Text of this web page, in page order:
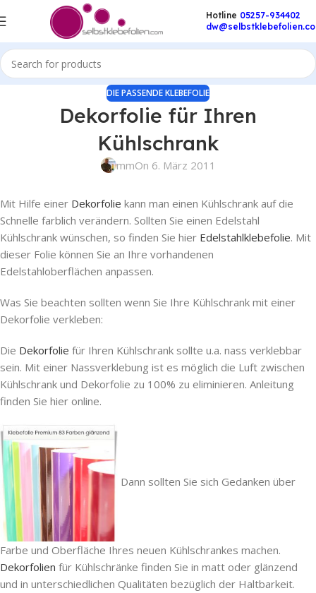
Hotline 05257-934402
DIE PASSENDE KLEBEFOLIE
Dekorfolie für Ihren
Kühlschrank
mmOn 6. März 2011
Mit Hilfe einer Dekorfolie kann man einen Kühlschrank auf die
Schnelle farblich verändern. Sollten Sie einen Edelstahl
Kühlschrank wünschen, so finden Sie hier Edelstahlklebefolie. Mit
dieser Folie können Sie an Ihre vorhandenen
Edelstahloberflächen anpassen.
Was Sie beachten sollten wenn Sie Ihre Kühlschrank mit einer
Dekorfolie verkleben:
Die Dekorfolie für Ihren Kühlschrank sollte u.a. nass verklebbar
sein. Mit einer Nassverklebung ist es möglich die Luft zwischen
Kühlschrank und Dekorfolie zu 100% zu eliminieren. Anleitung
finden Sie hier online.
Dann sollten Sie sich Gedanken über
Farbe und Oberfläche Ihres neuen Kühlschrankes machen.
Dekorfolien für Kühlschränke finden Sie in matt oder glänzend
und in unterschiedlichen Qualitäten bezüglich der Haltbarkeit.